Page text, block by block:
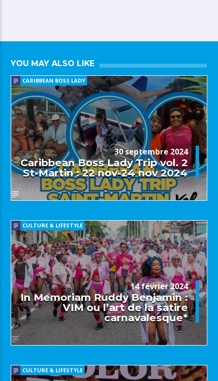
YOU MAY ALSO LIKE
CARIBBEAN BOSS LADY
30 septembre 2024
Caribbean Boss Lady Trip vol. 2
St-Martin : 22 nov-24 nov 2024
CULTURE & LIFESTYLE
14 février 2024
In Memoriam Ruddy Benjamin :
VIM ou l’art de la satire
carnavalesque*
CULTURE & LIFESTYLE